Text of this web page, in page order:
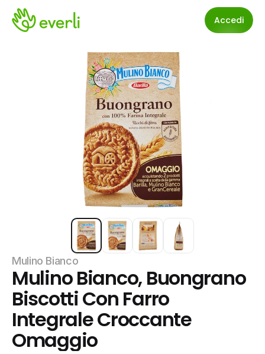
Accedi
Mulino Bianco
Mulino Bianco, Buongrano
Biscotti Con Farro
Integrale Croccante
Omaggio